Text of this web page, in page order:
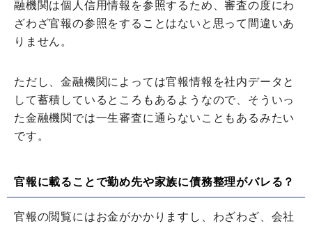
融機関は個人信用情報を参照するため、審査の度にわ
ざわざ官報の参照をすることはないと思って間違いあ
りません。
ただし、金融機関によっては官報情報を社内データと
して蓄積しているところもあるようなので、そういっ
た金融機関では一生審査に通らないこともあるみたい
です。
官報に載ることで勤め先や家族に債務整理がバレる？
官報の閲覧にはお金がかかりますし、わざわざ、会社